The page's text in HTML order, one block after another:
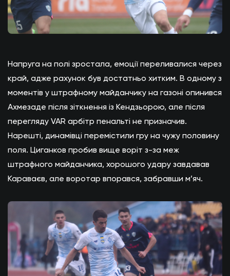
Напруга на полі зростала, емоції переливалися через
край, адже рахунок був достатньо хитким. В одному з
моментів у штрафному майданчику на газоні опинився
Ахмезаде після зіткнення із Кендзьорою, але після
перегляду VAR арбітр пенальті не призначив.
Нарешті, динамівці перемістили гру на чужу половину
поля. Циганков пробив вище воріт з-за меж
штрафного майданчика, хорошого удару завдавав
Караваєв, але воротар впорався, забравши м’яч.